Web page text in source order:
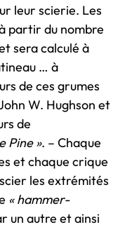
leur scierie. Les
partir du nombre
sera calculé à
… à
de ces grumes
W. Hughson et
de
Pine ». – Chaque
et chaque crique
les extrémités
« hammer-
un autre et ainsi